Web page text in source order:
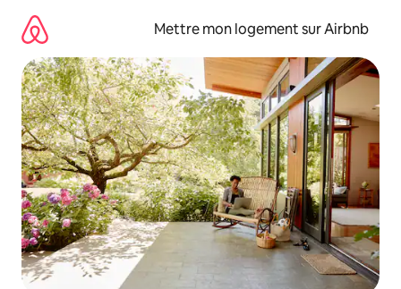
directement
contenu
Mettre mon logement sur Airbnb